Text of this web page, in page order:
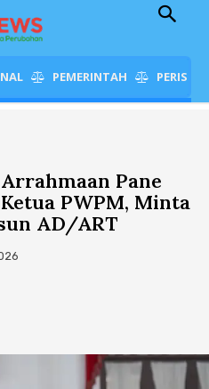
PEMERINTAH
Pane
PWPM, Minta
AD/ART